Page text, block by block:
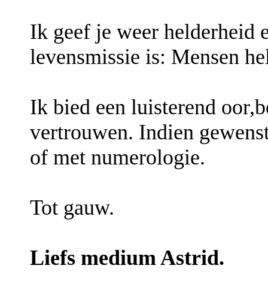
Ik geef je weer helderheid
levensmissie is: Mensen
Ik bied een luisterend
vertrouwen. Indien
of met numerologie.
Tot gauw.
Liefs medium Astrid.